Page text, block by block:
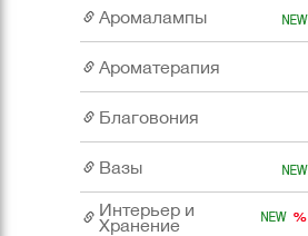
Аромалампы
Ароматерапия
Благовония
Вазы
Интерьер и
Хранение